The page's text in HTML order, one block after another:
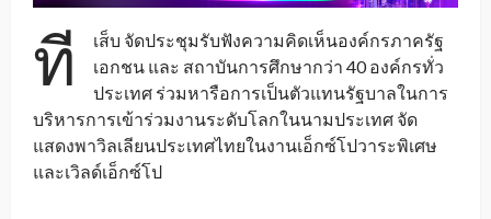
ที
เส็บ จัดประชุมรับฟังความคิดเห็นองค์กรภาครัฐ
เอกชน และ สถาบันการศึกษากว่า 40 องค์กรทั่ว
ประเทศ ร่วมหารือการเป็นตัวแทนรัฐบาลในการ
บริหารการเข้าร่วมงานระดับโลกในนามประเทศ จัด
แสดงพาวิลเลียนประเทศไทยในงานเอ็กซ์โปวาระพิเศษ
และเวิลด์เอ็กซ์โป